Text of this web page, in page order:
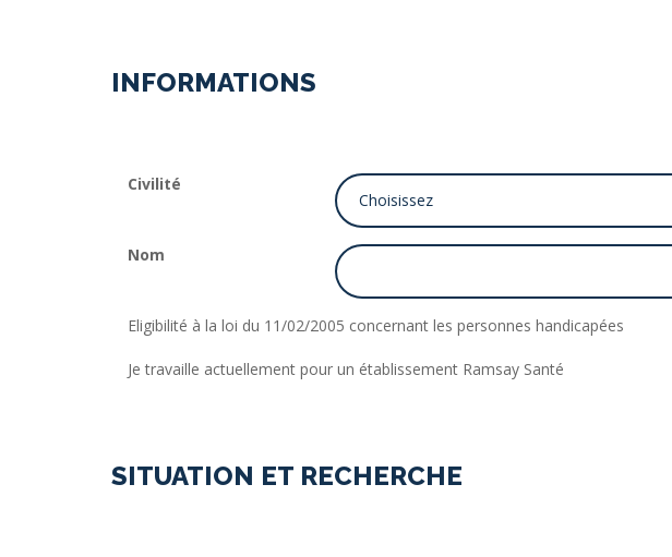
INFORMATIONS
Civilité
Nom
Eligibilité à la loi du 11/02/2005 concernant les personnes handicapées
Je travaille actuellement pour un établissement Ramsay Santé
SITUATION ET RECHERCHE